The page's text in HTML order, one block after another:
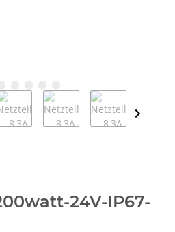
24V-IP67-